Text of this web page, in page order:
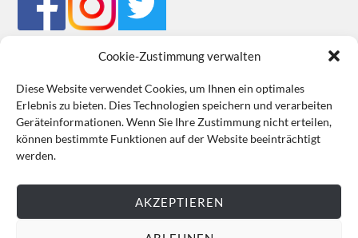
Cookie-Zustimmung verwalten
Diese Website verwendet Cookies, um Ihnen ein optimales
Erlebnis zu bieten. Dies Technologien speichern und verarbeiten
Geräteinformationen. Wenn Sie Ihre Zustimmung nicht erteilen,
können bestimmte Funktionen auf der Website beeinträchtigt
werden.
AKZEPTIEREN
Impressum Datenschutz Cookie-Richtlinie (EU) AGB